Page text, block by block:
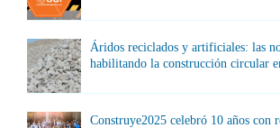
Áridos reciclados y artificiales: las
habilitando la construcción circular
Construye2025 celebró 10 años con